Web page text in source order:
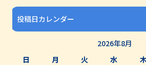
投稿日カレンダー
2026年8月
日
月 火 水